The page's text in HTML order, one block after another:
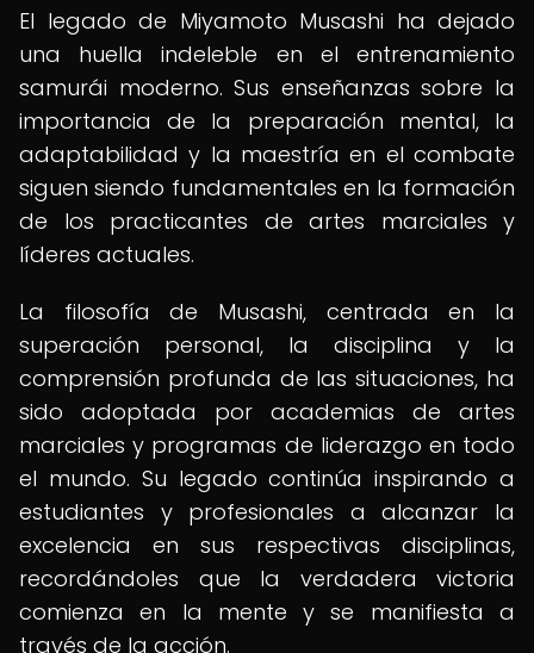
El legado de Miyamoto Musashi ha dejado
una huella indeleble en el entrenamiento
samurái moderno. Sus enseñanzas sobre la
importancia de la preparación mental, la
adaptabilidad y la maestría en el combate
siguen siendo fundamentales en la formación
de los practicantes de artes marciales y
líderes actuales.
La filosofía de Musashi, centrada en la
superación personal, la disciplina y la
comprensión profunda de las situaciones, ha
sido adoptada por academias de artes
marciales y programas de liderazgo en todo
el mundo. Su legado continúa inspirando a
estudiantes y profesionales a alcanzar la
excelencia en sus respectivas disciplinas,
recordándoles que la verdadera victoria
comienza en la mente y se manifiesta a
través de la acción.